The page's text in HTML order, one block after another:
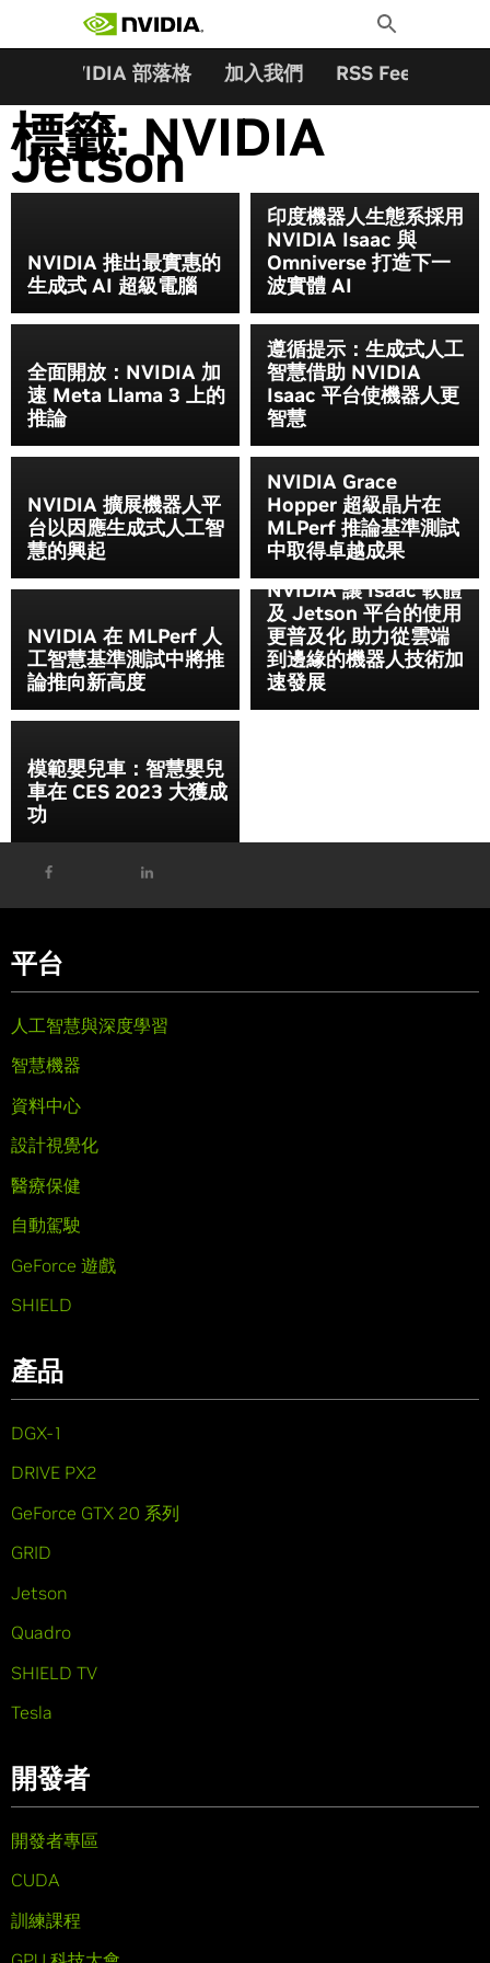
Toggle
Search
NVIDIA 部落格 加入我們 RSS Feeds
標籤:NVIDIA
Jetson
NVIDIA 推出最實惠的
生成式 AI 超級電腦
印度機器人生態系採用
NVIDIA Isaac 與
Omniverse 打造下一
波實體 AI
全面開放：NVIDIA 加
速 Meta Llama 3 上的
推論
遵循提示：生成式人工
智慧借助 NVIDIA
Isaac 平台使機器人更
智慧
NVIDIA 擴展機器人平
台以因應生成式人工智
慧的興起
NVIDIA Grace
Hopper 超級晶片在
MLPerf 推論基準測試
中取得卓越成果
NVIDIA 在 MLPerf 人
工智慧基準測試中將推
論推向新高度
NVIDIA 讓 Isaac 軟體
及 Jetson 平台的使用
更普及化 助力從雲端
到邊緣的機器人技術加
速發展
模範嬰兒車：智慧嬰兒
車在 CES 2023 大獲成
功
平台
人工智慧與深度學習
智慧機器
資料中心
設計視覺化
醫療保健
自動駕駛
GeForce 遊戲
SHIELD
產品
DGX-1
DRIVE PX2
GeForce GTX 20 系列
GRID
Jetson
Quadro
SHIELD TV
Tesla
開發者
開發者專區
CUDA
訓練課程